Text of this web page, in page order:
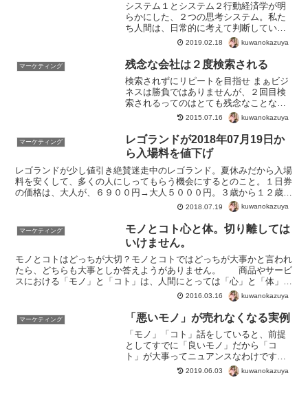
システム１とシステム２行動経済学が明
らかにした、２つの思考システム。私た
ち人間は、日常的に考えて判断していま
すね。でもこれ、ぜんぶをちゃんと考え
ていると頭脳にとっては重労働です。そ
こでわかってきたのが、どうやら２つの
思考タイプを使い分けてい...
2019.02.18 kuwanokazuya
マーケティング 残念な会社は２度検索される
検索されずにリピートを目指せ まぁビジ
ネスは勝負ではありませんが、２回目検
索されるってのはとても残念なことなの
です。 検索させないのがベスト 今の接客
が将来の集客 リピーターは集客するな！
でもがっちり集客しろ！ 検索させないの
がベストん？...
2015.07.16 kuwanokazuya
マーケティング
レゴランドが2018年07月19日か
ら入場料を値下げ
レゴランドが少し値引き絶賛迷走中のレゴランド。夏休みだから入場
料を安くして、多くの人にしってもらう機会にするとのこと。１日券
の価格は、大人が、６９００円→大人５０００円。３歳から１２歳の
子どもが、５３００円→平日３７００円、休日４５００円。...
2018.07.19 kuwanokazuya
マーケティング
モノとコト心と体。切り離しては
いけません。
モノとコトはどっちが大切？モノとコトではどっちが大事かと言われ
たら、どちらも大事としか答えようがありません。 商品やサービ
スにおける「モノ」と「コト」は、人間にとっては「心」と「体」で
す。例えば笑い。 最近の研究では、笑顔を作ることで楽し...
2016.03.16 kuwanokazuya
マーケティング 「悪いモノ」が売れなくなる実例
「モノ」「コト」話をしていると、前提
としてすでに「良いモノ」だから「コ
ト」が大事ってニュアンスなわけです
ね。ん～、でもほとんどの場合、善し悪
しをわかってないことも多いなぁと感じ
2019.06.03 kuwanokazuya